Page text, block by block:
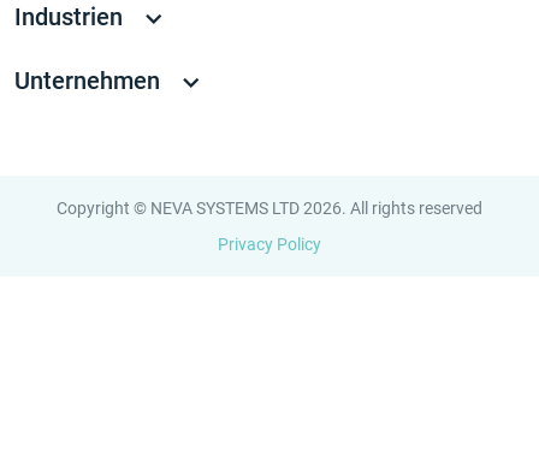
Industrien
Unternehmen
Copyright © NEVA SYSTEMS LTD 2026. All rights reserved
Privacy Policy